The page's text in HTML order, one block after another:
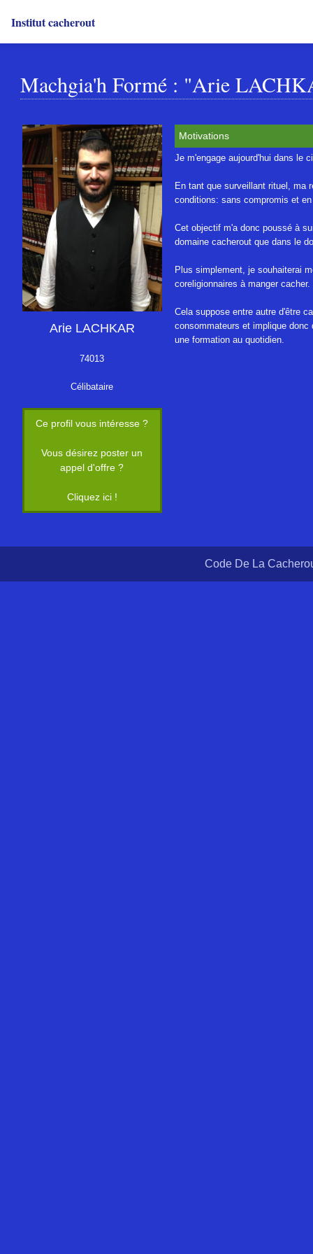
Institut cacherout
Machgia'h Formé : "Arie
Arie LACHKAR
74013
Célibataire
Ce profil vous intéresse ?
Vous désirez poster un
appel d'offre ?
Cliquez ici !
Motivations
Je m'engage aujourd'hui dans le
En tant que surveillant rituel, ma
conditions: sans compromis et
Cet objectif m'a donc poussé à
domaine cacherout que dans le
Plus simplement, je souhaiterai
coreligionnaires à manger cacher.
Cela suppose entre autre d'être
consommateurs et implique donc
une formation au quotidien.
Code De La